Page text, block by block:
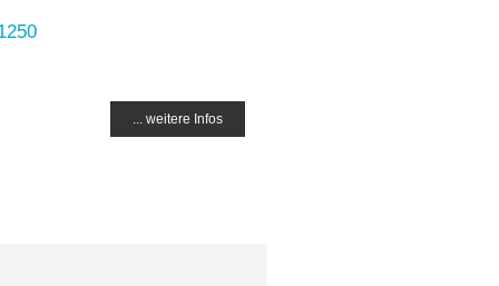
... weitere Infos